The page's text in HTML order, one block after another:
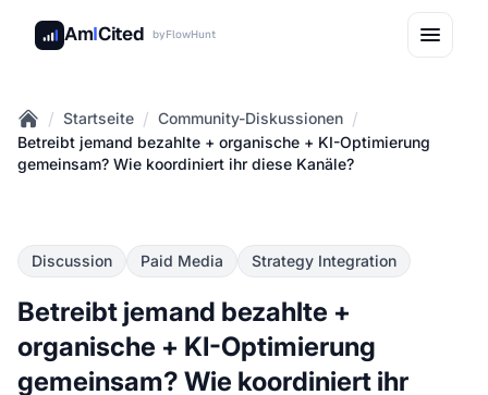
AmICited byFlowHunt
Home
/ Startseite / Community-Diskussionen /
Betreibt jemand bezahlte + organische + KI-Optimierung
gemeinsam? Wie koordiniert ihr diese Kanäle?
Discussion Paid Media Strategy Integration
Betreibt jemand bezahlte +
organische + KI-Optimierung
gemeinsam? Wie koordiniert ihr